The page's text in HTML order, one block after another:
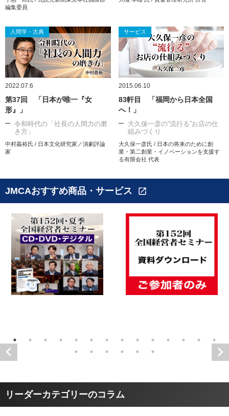
編集委員
人間学・古典
2022.07.6
第37回 「日本が唯一『女
形』」
令和時代の「社長の人間力の磨
き方」
中村義裕氏 / 日本文化研究家／演劇評論
家
サービス
2015.06.10
83軒目 「福岡から日本全国
へ！」
大久保一彦の“流行る”お店の仕
組みづくり
大久保一彦氏 / 日本の将来のために創
業・第二創業・イノベーションを支援す
る有限会社 代表
JMCAおすすめ商品・サービス open_in_new
リーダーカテゴリーのコラム